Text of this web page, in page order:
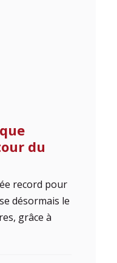
du
record pour
désormais le
grâce à